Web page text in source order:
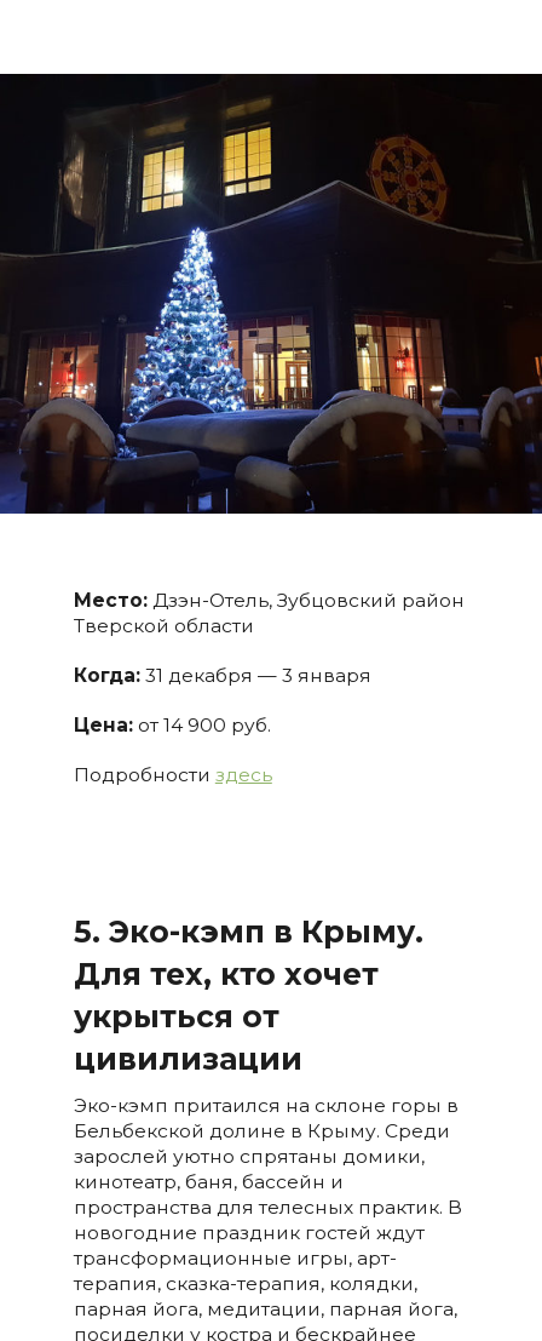
Место:Дзэн-Отель, Зубцовский район
Тверской области
Когда:31 декабря — 3 января
Цена:от 14 900 руб.
Подробности здесь
5. Эко-кэмп в Крыму.
Для тех, кто хочет
укрыться от
цивилизации
Эко-кэмп притаился на склоне горы в
Бельбекской долине в Крыму. Среди
зарослей уютно спрятаны домики,
кинотеатр, баня, бассейн и
пространства для телесных практик. В
новогодние праздник гостей ждут
трансформационные игры, арт-
терапия, сказка-терапия, колядки,
парная йога, медитации, парная йога,
посиделки у костра и бескрайнее